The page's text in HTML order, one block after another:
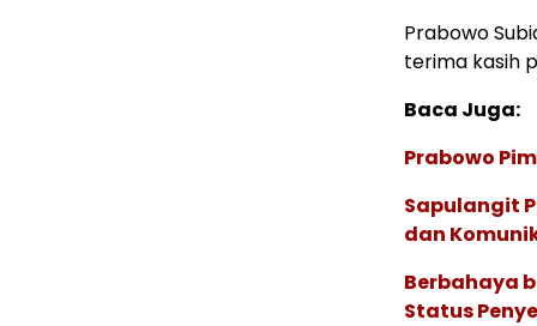
Prabowo
terima kasih
Baca Juga:
Prabowo
Sapulangit
dan
Berbahaya
Status